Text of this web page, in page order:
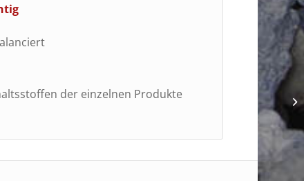
der einzelnen Produkte